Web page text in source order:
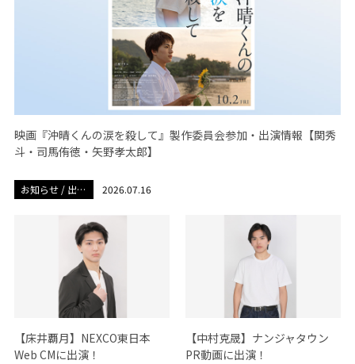
映画『沖晴くんの涙を殺して』製作委員会参加・出演情報【関秀
斗・司馬侑徳・矢野孝太郎】
お知らせ / 出演
2026.07.16
【床井覇月】NEXCO東日本
Web CMに出演！
【中村克晟】ナンジャタウン
PR動画に出演！